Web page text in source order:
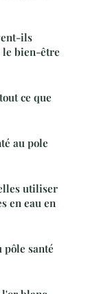
ils
bien-être
ce que
au pole
utiliser
en eau en
pôle santé